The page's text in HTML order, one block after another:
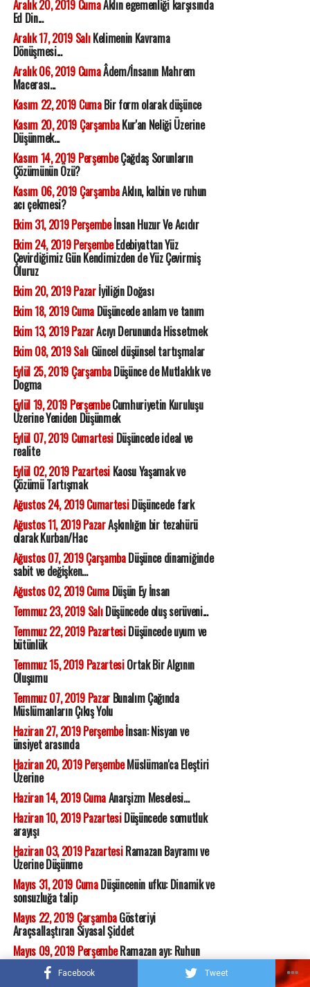
Facebook Tweet
Aralık 20, 2019 CumaAklın egemenliği karşısında
Ed Din...
Aralık 17, 2019 SalıKelimenin Kavrama
Dönüşmesi...
Aralık 06, 2019 CumaÂdem/İnsanın Mahrem
Macerası...
Kasım 22, 2019 CumaBir form olarak düşünce
Kasım 20, 2019 ÇarşambaKur'an Neliği Üzerine
Düşünmek...
Kasım 14, 2019 PerşembeÇağdaş Sorunların
Çözümünün Özü?
Kasım 06, 2019 ÇarşambaAklın, kalbin ve ruhun
acı çekmesi?
Ekim 31, 2019 Perşembeİnsan Huzur Ve Acıdır
Ekim 24, 2019 PerşembeEdebiyattan Yüz
Çevirdiğimiz Gün Kendimizden de Yüz Çevirmiş
Oluruz
Ekim 20, 2019 Pazarİyiliğin Doğası
Ekim 18, 2019 CumaDüşüncede anlam ve tanım
Ekim 13, 2019 PazarAcıyı Derununda Hissetmek
Ekim 08, 2019 SalıGüncel düşünsel tartışmalar
Eylül 25, 2019 ÇarşambaDüşünce de Mutlaklık ve
Dogma
Eylül 19, 2019 PerşembeCumhuriyetin Kuruluşu
Üzerine Yeniden Düşünmek
Eylül 07, 2019 CumartesiDüşüncede ideal ve
realite
Eylül 02, 2019 PazartesiKaosu Yaşamak ve
Çözümü Tartışmak
Ağustos 24, 2019 CumartesiDüşüncede fark
Ağustos 11, 2019 PazarAşkınlığın bir tezahürü
olarak Kurban/Hac
Ağustos 07, 2019 ÇarşambaDüşünce dinamiğinde
sabit ve değişken...
Ağustos 02, 2019 CumaDüşün Ey İnsan
Temmuz 23, 2019 SalıDüşüncede oluş serüveni...
Temmuz 22, 2019 PazartesiDüşüncede uyum ve
bütünlük
Temmuz 15, 2019 PazartesiOrtak Bir Algının
Oluşumu
Temmuz 07, 2019 PazarBunalım Çağında
Müslümanların Çıkış Yolu
Haziran 27, 2019 Perşembeİnsan: Nisyan ve
ünsiyet arasında
Haziran 20, 2019 PerşembeMüslüman'ca Eleştiri
Üzerine
Haziran 14, 2019 CumaAnarşizm Meselesi...
Haziran 10, 2019 PazartesiDüşüncede somutluk
arayışı
Haziran 03, 2019 PazartesiRamazan Bayramı ve
Üzerine Düşünme
Mayıs 31, 2019 CumaDüşüncenin ufku: Dinamik ve
sonsuzluğa talip
Mayıs 22, 2019 ÇarşambaGösteriyi
Araçsallaştıran Siyasal Şiddet
Mayıs 09, 2019 PerşembeRamazan ayı: Ruhun
uyanışı...